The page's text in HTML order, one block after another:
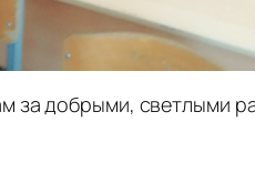
за добрыми, светлыми